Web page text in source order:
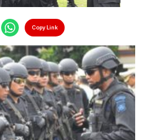
Copy Link